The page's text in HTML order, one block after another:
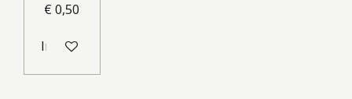
€ 0,50
In winkelwagen